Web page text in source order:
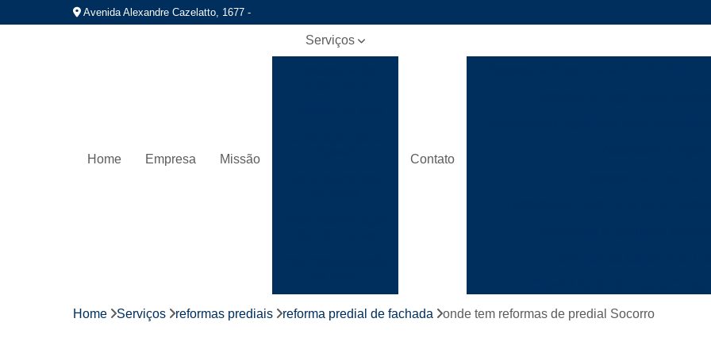
Avenida Alexandre Cazelatto, 1677 -
Home Empresa Missão
Serviços
hidráulica
Contato
Checklist de Execução de Obra
Home Serviços reformas prediais reforma predial de fachada onde tem reformas de predial Socorro